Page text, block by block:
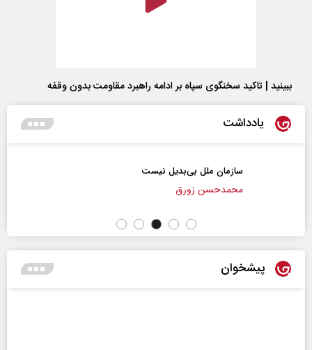
ببینید | تاکید سخنگوی سپاه بر ادامه راهبرد مقاومت بدون وقفه
یادداشت
سازمان ملل بی‌بدیل نیست
محمدحسن زورق
پیشخوان